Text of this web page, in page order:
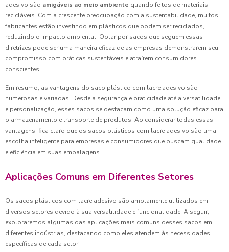
adesivo são amigáveis ao meio ambiente quando feitos de materiais
recicláveis. Com a crescente preocupação com a sustentabilidade, muitos
fabricantes estão investindo em plásticos que podem ser reciclados,
reduzindo o impacto ambiental. Optar por sacos que seguem essas
diretrizes pode ser uma maneira eficaz de as empresas demonstrarem seu
compromisso com práticas sustentáveis e atraírem consumidores
conscientes.
Em resumo, as vantagens do saco plástico com lacre adesivo são
numerosas e variadas. Desde a segurança e praticidade até a versatilidade
e personalização, esses sacos se destacam como uma solução eficaz para
o armazenamento e transporte de produtos. Ao considerar todas essas
vantagens, fica claro que os sacos plásticos com lacre adesivo são uma
escolha inteligente para empresas e consumidores que buscam qualidade
e eficiência em suas embalagens.
Aplicações Comuns em Diferentes Setores
Os sacos plásticos com lacre adesivo são amplamente utilizados em
diversos setores devido à sua versatilidade e funcionalidade. A seguir,
exploraremos algumas das aplicações mais comuns desses sacos em
diferentes indústrias, destacando como eles atendem às necessidades
específicas de cada setor.